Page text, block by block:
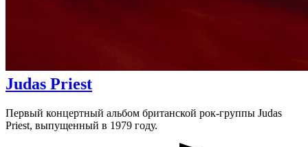
Judas Priest
Первый концертный альбом британской рок-группы Judas
Priest, выпущенный в 1979 году.